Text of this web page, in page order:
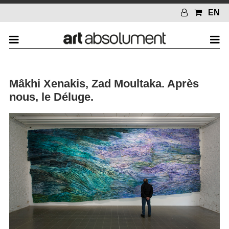
EN
Mâkhi Xenakis, Zad Moultaka. Après
nous, le Déluge.